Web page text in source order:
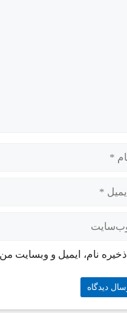
ذخیره نام، ایمیل و وبسایت